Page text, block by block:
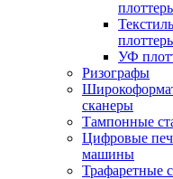
УФ
Ризографы
сканеры
Тампонные
Цифровые
машины
Трафаретные